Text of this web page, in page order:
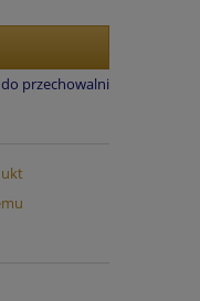
przechowalni